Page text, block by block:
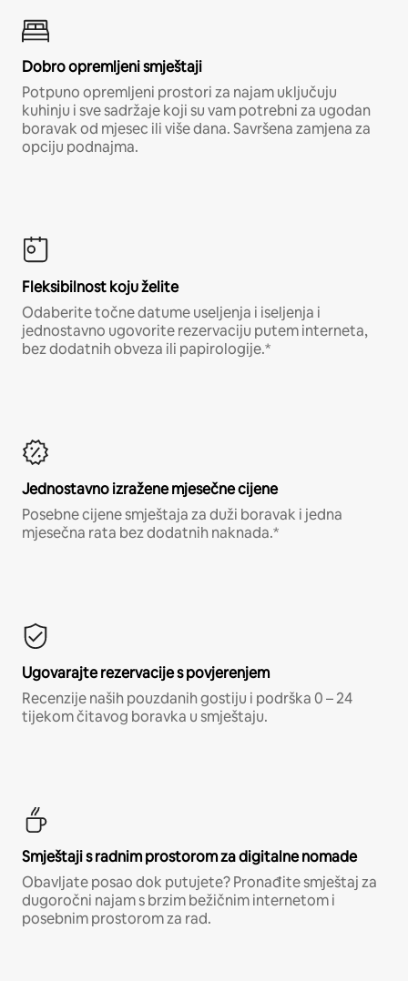
Dobro opremljeni smještaji
Potpuno opremljeni prostori za najam uključuju
kuhinju i sve sadržaje koji su vam potrebni za ugodan
boravak od mjesec ili više dana. Savršena zamjena za
opciju podnajma.
Fleksibilnost koju želite
Odaberite točne datume useljenja i iseljenja i
jednostavno ugovorite rezervaciju putem interneta,
bez dodatnih obveza ili papirologije.*
Jednostavno izražene mjesečne cijene
Posebne cijene smještaja za duži boravak i jedna
mjesečna rata bez dodatnih naknada.*
Ugovarajte rezervacije s povjerenjem
Recenzije naših pouzdanih gostiju i podrška 0 – 24
tijekom čitavog boravka u smještaju.
Smještaji s radnim prostorom za digitalne nomade
Obavljate posao dok putujete? Pronađite smještaj za
dugoročni najam s brzim bežičnim internetom i
posebnim prostorom za rad.